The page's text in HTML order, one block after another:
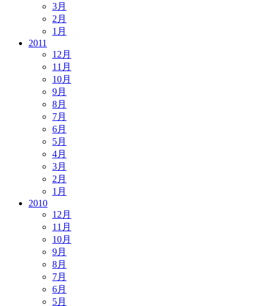
3月
2月
1月
2011
12月
11月
10月
9月
8月
7月
6月
5月
4月
3月
2月
1月
2010
12月
11月
10月
9月
8月
7月
6月
5月